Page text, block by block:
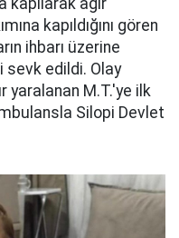
kapılarak ağır
kapıldığını gören
ihbarı üzerine
sevk edildi. Olay
yaralanan M.T.'ye ilk
Silopi Devlet